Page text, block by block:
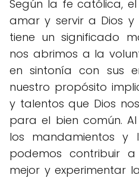
Según la fe católica,
amar y servir a Dios
tiene un significado
nos abrimos a la
en sintonía con sus
nuestro propósito
y talentos que Dios
para el bien común.
los mandamientos y
podemos contribuir
mejor y experimentar